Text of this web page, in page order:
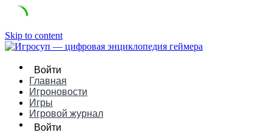
Skip to content
Войти
Главная
Игроновости
Игры
Игровой журнал
Войти